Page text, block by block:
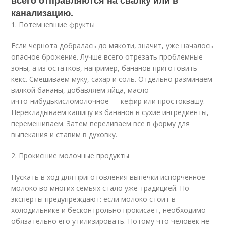
канализацию.
1. Потемневшие фрукты
Если чернота добралась до мякоти, значит, уже началось
опасное брожение. Лучше всего отрезать проблемные
зоны, а из остатков, например, бананов приготовить
кекс. Смешиваем муку, сахар и соль. Отдельно разминаем
вилкой бананы, добавляем яйца, масло
ичто-нибудькисломолочное — кефир или простоквашу.
Перекладываем кашицу из бананов в сухие ингредиенты,
перемешиваем. Затем переливаем все в форму для
выпекания и ставим в духовку.
2. Прокисшие молочные продукты
Пускать в ход для приготовления выпечки испорченное
молоко во многих семьях стало уже традицией. Но
эксперты предупреждают: если молоко стоит в
холодильнике и бесконтрольно прокисает, необходимо
обязательно его утилизировать. Потому что человек не